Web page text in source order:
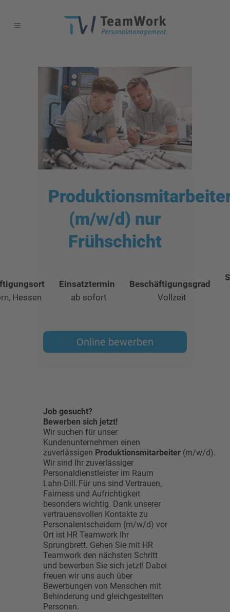
(m/w/d) nur
Frühschicht
Hessen
Einsatztermin
ab sofort
Beschäftigungsgrad
Vollzeit
Online bewerben
Job gesucht?
Bewerben sich jetzt!
Wir suchen für unser
Kundenunternehmen einen
zuverlässigen Produktionsmitarbeiter (m/w/d).
Wir sind Ihr zuverlässiger
Personaldienstleister im Raum
Lahn-Dill. Für uns sind Vertrauen,
Fairness und Aufrichtigkeit
besonders wichtig. Dank unserer
vertrauensvollen Kontakte zu
Personalentscheidern (m/w/d) vor
Ort ist HR Teamwork Ihr
Sprungbrett. Gehen Sie mit HR
Teamwork den nächsten Schritt
und bewerben Sie sich jetzt! Dabei
freuen wir uns auch über
Bewerbungen von Menschen mit
Behinderung und gleichgestellten
Personen.